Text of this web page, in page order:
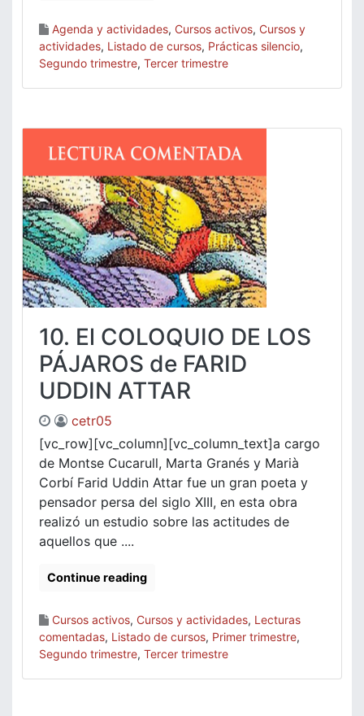
Agenda y actividades, Cursos activos, Cursos y
actividades, Listado de cursos, Prácticas silencio,
Segundo trimestre, Tercer trimestre
10. El COLOQUIO DE LOS
PÁJAROS de FARID
UDDIN ATTAR
cetr05
[vc_row][vc_column][vc_column_text]a cargo
de Montse Cucarull, Marta Granés y Marià
Corbí Farid Uddin Attar fue un gran poeta y
pensador persa del siglo XIII, en esta obra
realizó un estudio sobre las actitudes de
aquellos que ....
Continue reading
Cursos activos, Cursos y actividades, Lecturas
comentadas, Listado de cursos, Primer trimestre,
Segundo trimestre, Tercer trimestre